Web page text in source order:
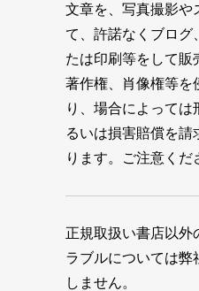
文章を、写真撮影や
て、許諾なくブログ
たは印刷等をして販
著作権、肖像権等を
り、場合によっては
るいは損害賠償を請
ります。ご注意くだ
正規取扱い書店以外
ラブルについては弊
しません。